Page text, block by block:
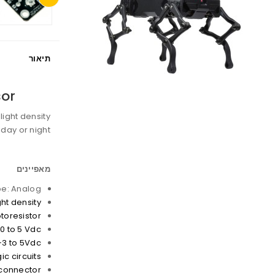
תיאור
density.
or night.
מאפיינים
Analog
density
to 5 Vdc
to 5Vdc
circuits